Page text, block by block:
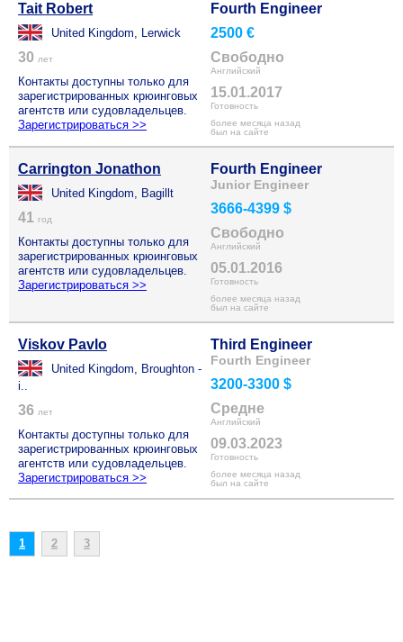
Tait Robert
United Kingdom, Lerwick
30 лет
Контакты доступны только для
зарегистрированных крюинговых
агентств или судовладельцев.
Зарегистрироваться >>
Fourth Engineer
2500 €
Свободно
Английский
15.01.2017
Готовность
более месяца назад
был на сайте
Carrington Jonathon
United Kingdom, Bagillt
41 год
Контакты доступны только для
зарегистрированных крюинговых
агентств или судовладельцев.
Зарегистрироваться >>
Fourth Engineer
Junior Engineer
3666-4399 $
Свободно
Английский
05.01.2016
Готовность
более месяца назад
был на сайте
Viskov Pavlo
United Kingdom, Broughton -
i..
36 лет
Контакты доступны только для
зарегистрированных крюинговых
агентств или судовладельцев.
Зарегистрироваться >>
Third Engineer
Fourth Engineer
3200-3300 $
Средне
Английский
09.03.2023
Готовность
более месяца назад
был на сайте
1 2 3